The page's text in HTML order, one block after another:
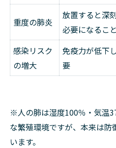
重度の肺炎
放置すると深
必要になるこ
感染リスク
の増大
免疫力が低下
要
※人の肺は湿度100％・気温
な繁殖環境ですが、本来は
います。